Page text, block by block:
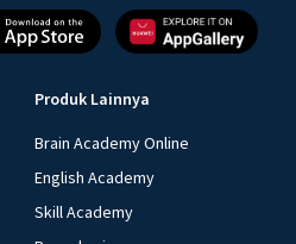
Produk Lainnya
Brain Academy Online
English Academy
Skill Academy